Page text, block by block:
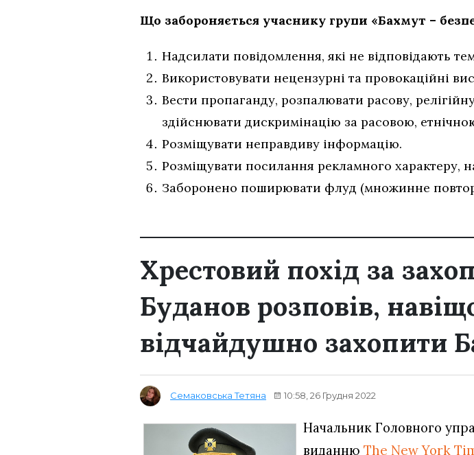
Що забороняється учаснику групи «Бахмут –
Надсилати повідомлення, які не відповідають
Використовувати нецензурні та провокаційні
Вести пропаганду, розпалювати расову,
здійснювати дискримінацію за расовою,
Розміщувати неправдиву інформацію.
Розміщувати посилання рекламного характеру,
Заборонено поширювати флуд (множинне
Хрестовий похід за
Буданов розповів,
відчайдушно захопити
Семаковська Тетяна 10:58, 26 Грудня 2022
Начальник Головного
виданню The New York